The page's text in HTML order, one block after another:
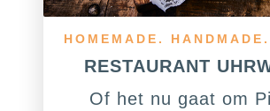
HOMEMADE.
RESTAURANT
Of het nu gaat om